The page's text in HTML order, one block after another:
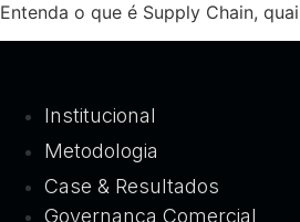
Entenda o que é Supply Chain,
Institucional
Metodologia
Case & Resultados
Governança Comercial